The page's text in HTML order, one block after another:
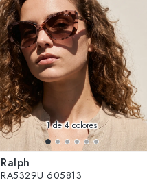
1de 4 colores
Ralph
RA5329U 605813